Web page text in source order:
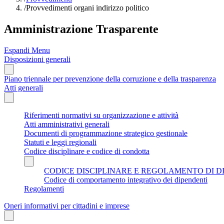
/Provvedimenti organi indirizzo politico
Amministrazione Trasparente
Espandi Menu
Disposizioni generali
Piano triennale per prevenzione della corruzione e della trasparenza
Atti generali
Riferimenti normativi su organizzazione e attività
Atti amministrativi generali
Documenti di programmazione strategico gestionale
Statuti e leggi regionali
Codice disciplinare e codice di condotta
CODICE DISCIPLINARE E REGOLAMENTO DI
Codice di comportamento integrativo dei dipendenti
Regolamenti
Oneri informativi per cittadini e imprese